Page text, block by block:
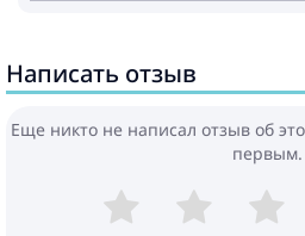
Написать отзыв
Еще никто не написал отзыв об
первым.